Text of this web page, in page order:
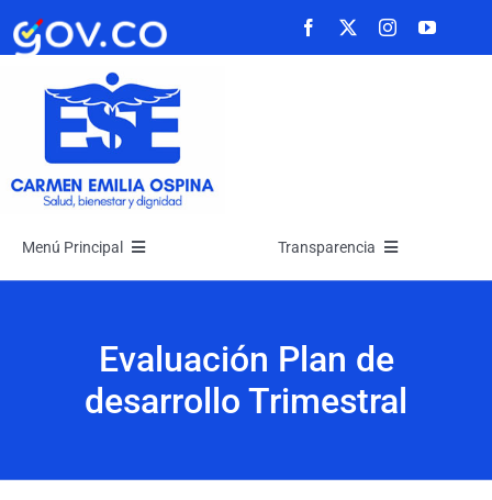
Saltar
Menú Principal
La Empresa
Transparencia
Atención y Servicios a la Ciudadanía
Evaluación Plan de
desarrollo Trimestral